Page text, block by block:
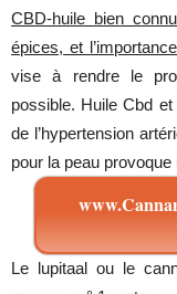
CBD-huile bien
épices, et
vise à rendre le
possible. Huile Cbd
de l’hypertension
pour la peau
Le lupitaal ou le